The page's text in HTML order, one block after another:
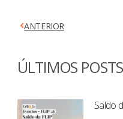
ANTERIOR
ÚLTIMOS POSTS
Saldo